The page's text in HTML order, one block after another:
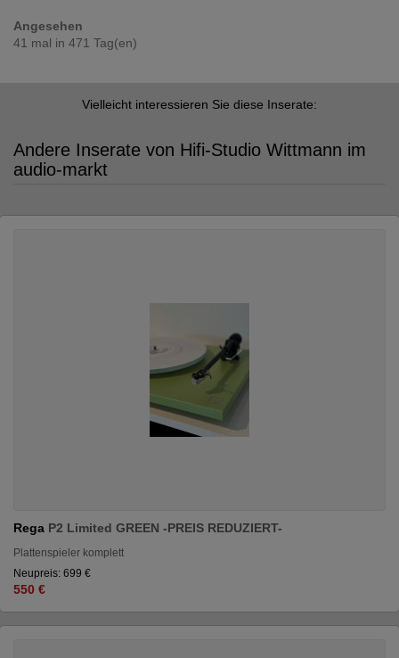
Angesehen
41 mal in 471 Tag(en)
Vielleicht interessieren Sie diese Inserate:
Andere Inserate von Hifi-Studio Wittmann im
audio-markt
Rega P2 Limited GREEN -PREIS REDUZIERT-
Plattenspieler komplett
Neupreis: 699 €
550 €